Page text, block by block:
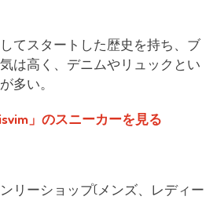
てスタートした歴史を持ち、ブ
は高く、デニムやリュックとい
多い。
」のスニーカーを見る
リーショップ(メンズ、レディー